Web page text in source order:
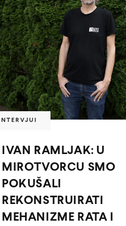
INTERVJUI
IVAN RAMLJAK: U
MIROTVORCU SMO
POKUŠALI
REKONSTRUIRATI
MEHANIZME RATA I